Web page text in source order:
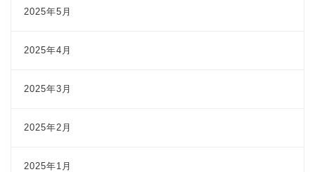
2025年5月
2025年4月
2025年3月
2025年2月
2025年1月